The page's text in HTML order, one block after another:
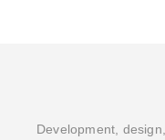
Development,